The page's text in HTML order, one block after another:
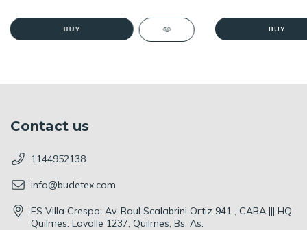
Contact us
1144952138
info@budetex.com
FS Villa Crespo: Av. Raul Scalabrini Ortiz 941 , CABA ||| HQ
Quilmes: Lavalle 1237, Quilmes, Bs. As.